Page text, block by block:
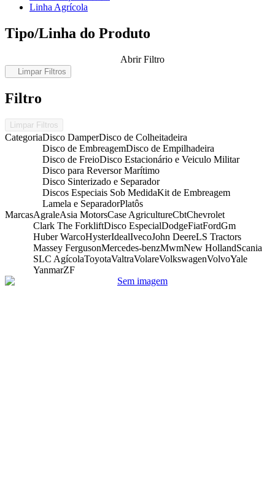
Linha Agrícola
Tipo/Linha do Produto
Abrir Filtro
Limpar Filtros
Filtro
Limpar Filtros
CategoriaDisco DamperDisco de Colheitadeira
Disco de EmbreagemDisco de Empilhadeira
Disco de FreioDisco Estacionário e Veiculo Militar
Disco para Reversor Marítimo
Disco Sinterizado e Separador
Discos Especiais Sob MedidaKit de Embreagem
Lamela e SeparadorPlatôs
MarcasAgraleAsia MotorsCase AgricultureCbtChevrolet
Clark The ForkliftDisco EspecialDodgeFiatFordGm
Huber WarcoHysterIdealIvecoJohn DeereLS Tractors
Massey FergusonMercedes-benzMwmNew HollandScania
SLC AgícolaToyotaValtraVolareVolkswagenVolvoYale
YanmarZF